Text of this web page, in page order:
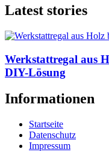
Latest stories
Werkstattregal aus
DIY-Lösung
Informationen
Startseite
Datenschutz
Impressum